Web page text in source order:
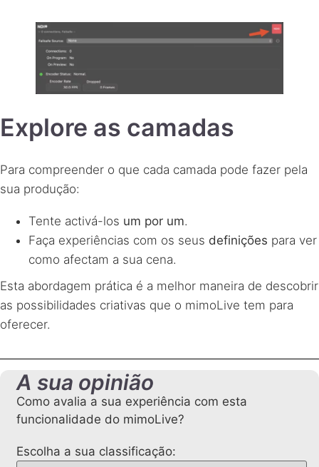
Explore as camadas
Para compreender o que cada camada pode fazer pela
sua produção:
Tente activá-los um por um.
Faça experiências com os seus definições para ver
como afectam a sua cena.
Esta abordagem prática é a melhor maneira de descobrir
as possibilidades criativas que o mimoLive tem para
oferecer.
A sua opinião
Como avalia a sua experiência com esta
funcionalidade do mimoLive?
Escolha a sua classificação: